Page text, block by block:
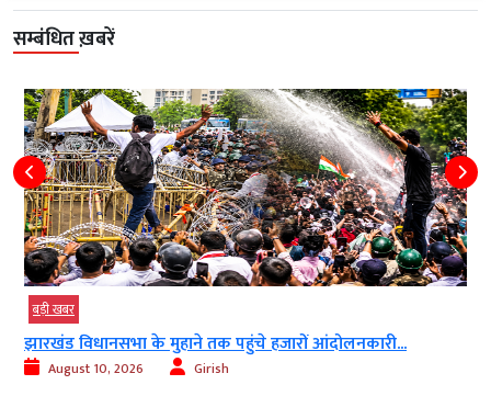
सम्बंधित ख़बरें
सरकार छात्र आंदोलनों पर सदन में विस्तार से...
August 10, 2026